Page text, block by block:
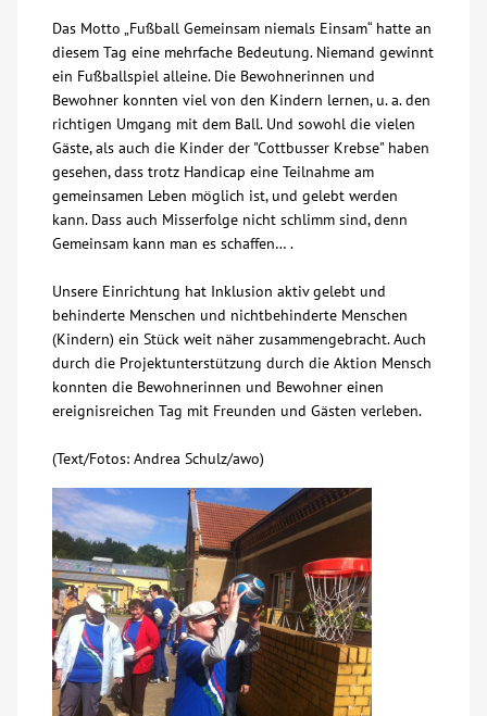
Das Motto „Fußball Gemeinsam niemals Einsam“ hatte an
diesem Tag eine mehrfache Bedeutung. Niemand gewinnt
ein Fußballspiel alleine. Die Bewohnerinnen und
Bewohner konnten viel von den Kindern lernen, u. a. den
richtigen Umgang mit dem Ball. Und sowohl die vielen
Gäste, als auch die Kinder der "Cottbusser Krebse" haben
gesehen, dass trotz Handicap eine Teilnahme am
gemeinsamen Leben möglich ist, und gelebt werden
kann. Dass auch Misserfolge nicht schlimm sind, denn
Gemeinsam kann man es schaffen… .
Unsere Einrichtung hat Inklusion aktiv gelebt und
behinderte Menschen und nichtbehinderte Menschen
(Kindern) ein Stück weit näher zusammengebracht. Auch
durch die Projektunterstützung durch die Aktion Mensch
konnten die Bewohnerinnen und Bewohner einen
ereignisreichen Tag mit Freunden und Gästen verleben.
(Text/Fotos: Andrea Schulz/awo)